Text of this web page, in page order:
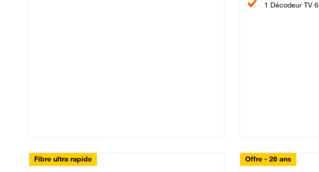
1 Décodeur TV 6
Fibre ultra rapide Offre - 26 ans